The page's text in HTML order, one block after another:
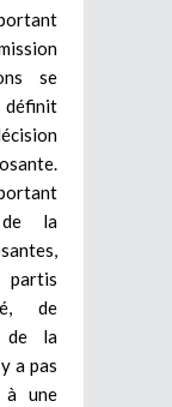
se
définit
de la
partis
de
de la
a pas
à une